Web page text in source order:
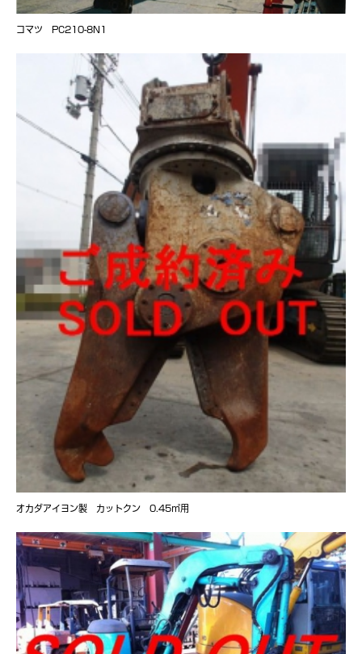
コマツ PC210-8N1
オカダアイヨン製 カットクン 0.45㎥用